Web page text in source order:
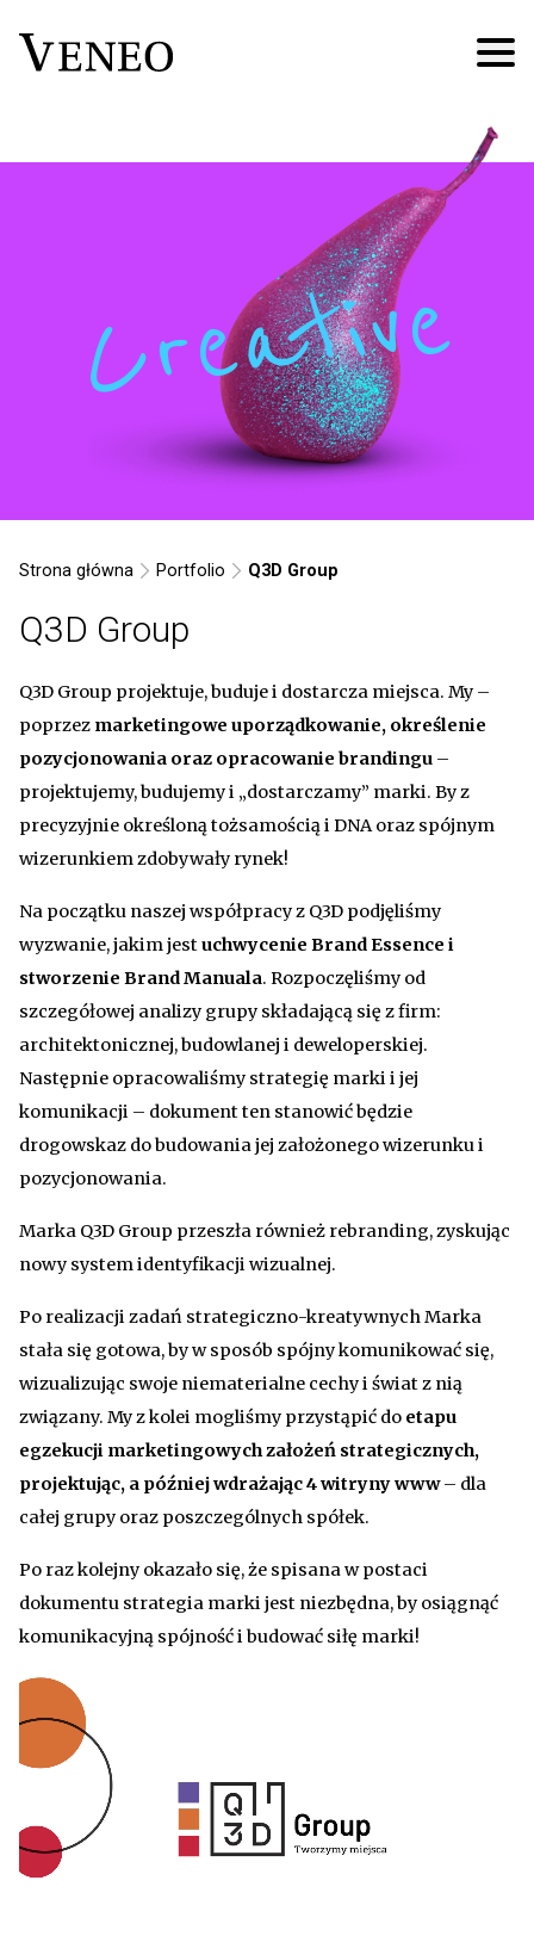
Creative
Strona główna Portfolio Q3D Group
Q3D Group
Q3D Group projektuje, buduje i dostarcza miejsca. My –
poprzez marketingowe uporządkowanie, określenie
pozycjonowania oraz opracowanie brandingu –
projektujemy, budujemy i „dostarczamy” marki. By z
precyzyjnie określoną tożsamością i DNA oraz spójnym
wizerunkiem zdobywały rynek!
Na początku naszej współpracy z Q3D podjęliśmy
wyzwanie, jakim jestuchwycenie Brand Essence i
stworzenie Brand Manuala. Rozpoczęliśmy od
szczegółowej analizy grupy składającą się z firm:
architektonicznej, budowlanej i deweloperskiej.
Następnie opracowaliśmy strategię marki i jej
komunikacji – dokument ten stanowić będzie
drogowskaz do budowania jej założonego wizerunku i
pozycjonowania.
Marka Q3D Group przeszła również rebranding, zyskując
nowy system identyfikacji wizualnej.
Po realizacji zadań strategiczno-kreatywnych Marka
stała się gotowa, by w sposób spójny komunikować się,
wizualizując swoje niematerialne cechy i świat z nią
związany. My z kolei mogliśmy przystąpić do etapu
egzekucji marketingowych założeń strategicznych,
projektując, a później wdrażając 4 witryny www– dla
całej grupy oraz poszczególnych spółek.
Po raz kolejny okazało się, że spisana w postaci
dokumentu strategia marki jest niezbędna, by osiągnąć
komunikacyjną spójność i budować siłę marki!